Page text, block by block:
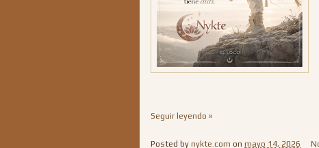
Seguir leyendo »
Posted by nykte.com on mayo 14, 2026